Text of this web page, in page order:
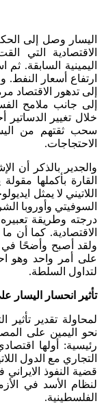
اليسار وصل إلى
الاقتصادية التي
اليمينية السابقة.
ارتفاع أسعار
إلى تدهور
إلى جانب ملامح
خلال تغيير الدساتير
سحب ثقتهم من
الاحتجاجات.
والجدير بالذكر أن
القارة بأكملها
اللاتيني لا يمثل
السوفيتي وأوروبا
درجته وطريقة
الاقتصادية. كما أن
ولقد أصبح وأضحًا في
على أمر واحد وهو
لتداول السلطة.
تأثير انحسار اليسار
لمحاولة تقدير تأثير
نحو اليمين على
رئيسية: أولها
التجاري مع الدول
قضية النفوذ الايراني
لنظام الأسد في
الفلسطينية.